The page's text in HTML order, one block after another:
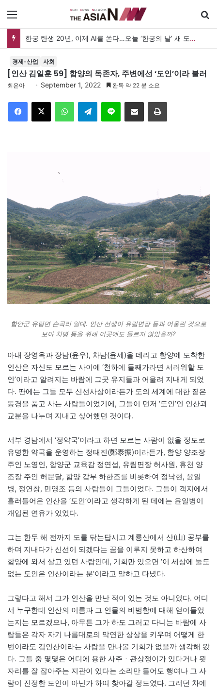
방글라데시 홍역 비상, 5개월 간 어린이 860명 사망 “백신 조달 시스템 변경이 화근”
경제-산업 사회
[인산 김일훈 59] 함양의 독존자, 주변에선 ‘도인’이라 불러
최은아 September 1, 2022 완독 약 22 분 소요
Telegram 이메일
함안군 유림면 손곡리 일대. 인산 선생이 유림면장 등과 어울린 것으로
보아 치병 등을 위해 이곳에도 들르지 않았을까?
아내 장영옥과 장남(윤우), 차남(윤세)을 데리고 함양에 도착한
인산은 자신도 모르는 사이에 ‘천하에 둘째가라면 서러워할 도
인’이라고 알려지는 바람에 그곳 유지들과 어울려 지내게 되었
다. 딴에는 그들 모두 신선사상이라든가 도의 세계에 대한 짙은
동경을 품고 사는 사람들이었기에, 그들이 먼저 ‘도인’인 인산과
교분을 나누며 지내고 싶어했던 것이다.
서부 경남에서 ‘정약국’이라고 하면 모르는 사람이 없을 정도로
유명한 약국을 운영하는 정태진(鄭泰振)이라든가, 함양 양조장
주인 노영인, 함양군 교육감 정연섭, 유림면장 허사원, 휴천 양
조장 주인 허문달, 함양 갑부 하한조를 비롯하여 정낙현, 윤일
병, 정연창, 민영조 등의 사람들이 그들이었다. 그들이 객지에서
흘러들어온 인산을 ‘도인’이라고 생각하게 된 데에는 윤일병이
개입된 연유가 있었다.
그는 한두 해 전까지 도를 닦는답시고 계룡산에서 산(山) 공부를
하며 지내다가 신선이 되겠다는 꿈을 이루지 못하고 하산하여
함양에 와서 살고 있던 사람인데, 기회만 있으면 ‘이 세상에 둘도
없는 도인은 인산이라는 분’이라고 말하고 다녔다.
그렇다고 해서 그가 인산을 만난 적이 있는 것도 아니었다. 어디
서 누구한테 인산의 이름과 그 인물의 비범함에 대해 얻어들었
는지는 모르겠으나, 아무튼 그가 하도 그러고 다니는 바람에 사
람들은 각자 자기 나름대로의 막연한 상상을 키우며 어떻게 한
번이라도 김인산이라는 사람을 만나볼 기회가 없을까 생각해 왔
다. 그들 중 몇몇은 어디에 용한 사주ㆍ관상쟁이가 있다거나 묏
자리를 잘 잡아주는 지관이 있다는 소리만 들어도 행여나 그 사
람이 진정한 도인이 아닌가 하여 찾아갈 정도였다. 그러던 차에